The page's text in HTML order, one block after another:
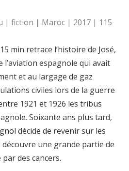
| fiction | Maroc | 2017 | 115
min retrace l’histoire de José,
espagnole qui avait
et au largage de gaz
civiles lors de la guerre
1921 et 1926 les tribus
Soixante ans plus tard,
décide de revenir sur les
découvre une grande partie de
des cancers.